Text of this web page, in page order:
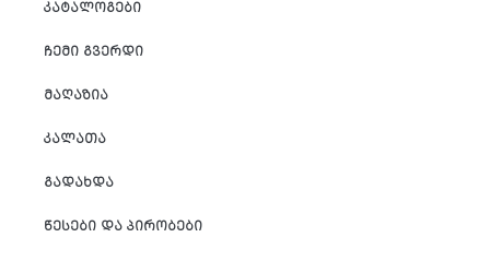
ᲙᲐᲢᲐᲚᲝᲒᲔᲑᲘ
ᲩᲔᲛᲘ ᲒᲕᲔᲠᲓᲘ
ᲛᲐᲦᲐᲖᲘᲐ
ᲙᲐᲚᲐᲗᲐ
ᲒᲐᲓᲐᲮᲓᲐ
ᲬᲔᲡᲔᲑᲘ ᲓᲐ ᲞᲘᲠᲝᲑᲔᲑᲘ